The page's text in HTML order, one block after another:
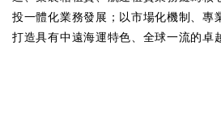
投一體化業務發展；以市場化機制、專
打造具有中遠海運特色、全球一流的卓